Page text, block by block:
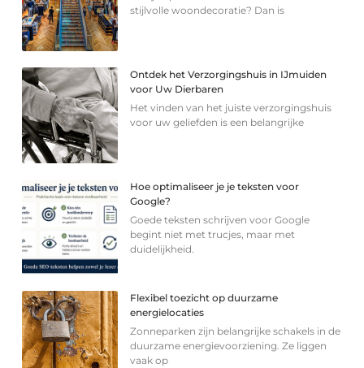
stijlvolle woondecoratie? Dan is
Ontdek het Verzorgingshuis in IJmuiden
voor Uw Dierbaren
Het vinden van het juiste verzorgingshuis
voor uw geliefden is een belangrijke
Hoe optimaliseer je je teksten voor
Google?
Goede teksten schrijven voor Google
begint niet met trucjes, maar met
duidelijkheid.
Flexibel toezicht op duurzame
energielocaties
Zonneparken zijn belangrijke schakels in de
duurzame energievoorziening. Ze liggen
vaak op